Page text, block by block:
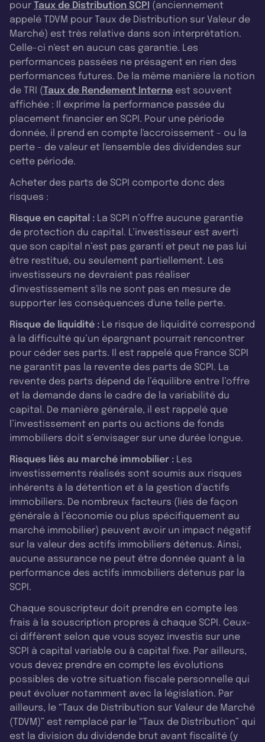
pour Taux de Distribution SCPI (anciennement
appelé TDVM pour Taux de Distribution sur Valeur de
Marché) est très relative dans son interprétation.
Celle-ci n'est en aucun cas garantie. Les
performances passées ne présagent en rien des
performances futures. De la même manière la notion
de TRI (Taux de Rendement Interne est souvent
affichée : Il exprime la performance passée du
placement financier en SCPI. Pour une période
donnée, il prend en compte l'accroissement - ou la
perte - de valeur et l'ensemble des dividendes sur
cette période.
Acheter des parts de SCPI comporte donc des
risques :
Risque en capital : La SCPI n’offre aucune garantie
de protection du capital. L’investisseur est averti
que son capital n’est pas garanti et peut ne pas lui
être restitué, ou seulement partiellement. Les
investisseurs ne devraient pas réaliser
d'investissement s'ils ne sont pas en mesure de
supporter les conséquences d'une telle perte.
Risque de liquidité : Le risque de liquidité correspond
à la difficulté qu’un épargnant pourrait rencontrer
pour céder ses parts. Il est rappelé que France SCPI
ne garantit pas la revente des parts de SCPI. La
revente des parts dépend de l’équilibre entre l’offre
et la demande dans le cadre de la variabilité du
capital. De manière générale, il est rappelé que
l’investissement en parts ou actions de fonds
immobiliers doit s’envisager sur une durée longue.
Risques liés au marché immobilier : Les
investissements réalisés sont soumis aux risques
inhérents à la détention et à la gestion d’actifs
immobiliers. De nombreux facteurs (liés de façon
générale à l’économie ou plus spécifiquement au
marché immobilier) peuvent avoir un impact négatif
sur la valeur des actifs immobiliers détenus. Ainsi,
aucune assurance ne peut être donnée quant à la
performance des actifs immobiliers détenus par la
SCPI.
Chaque souscripteur doit prendre en compte les
frais à la souscription propres à chaque SCPI. Ceux-
ci diffèrent selon que vous soyez investis sur une
SCPI à capital variable ou à capital fixe. Par ailleurs,
vous devez prendre en compte les évolutions
possibles de votre situation fiscale personnelle qui
peut évoluer notamment avec la législation. Par
ailleurs, le “Taux de Distribution sur Valeur de Marché
(TDVM)” est remplacé par le “Taux de Distribution” qui
est la division du dividende brut avant fiscalité (y